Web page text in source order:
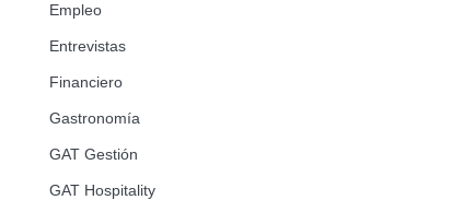
Empleo
Entrevistas
Financiero
Gastronomía
GAT Gestión
GAT Hospitality